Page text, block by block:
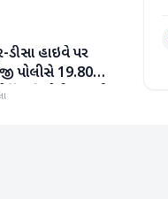
ડીસા હાઇવે પર
પોલીસે 19.80
હિરોઈન ઝડપી